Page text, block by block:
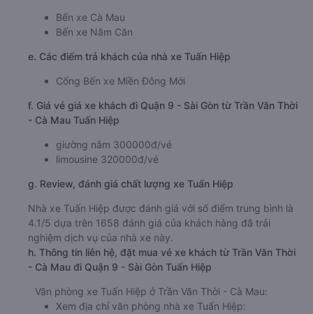
Bến xe Cà Mau
Bến xe Năm Căn
e. Các điểm trả khách của nhà xe Tuấn Hiệp
Cổng Bến xe Miền Đông Mới
f. Giá vé giá xe khách đi Quận 9 - Sài Gòn từ Trần Văn Thời
- Cà Mau Tuấn Hiệp
giường nằm 300000đ/vé
limousine 320000đ/vé
g. Review, đánh giá chất lượng xe Tuấn Hiệp
Nhà xe Tuấn Hiệp được đánh giá với số điểm trung bình là
4.1/5 dựa trên 1658 đánh giá của khách hàng đã trải
nghiệm dịch vụ của nhà xe này.
h. Thông tin liên hệ, đặt mua vé xe khách từ Trần Văn Thời
- Cà Mau đi Quận 9 - Sài Gòn Tuấn Hiệp
Văn phòng xe Tuấn Hiệp ở Trần Văn Thời - Cà Mau:
Xem địa chỉ văn phòng nhà xe Tuấn Hiệp: